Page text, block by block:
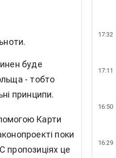
буде
- тобто
принципи.
Карти
поки
пропозиціях це
17:32
17:11
16:50
16:29